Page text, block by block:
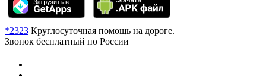
*2323 Круглосуточная помощь на дороге.
Звонок бесплатный по России